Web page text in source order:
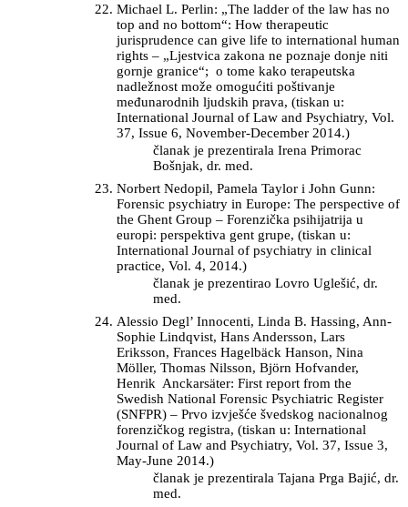
Michael L. Perlin: „The ladder of the law has no
top and no bottom“: How therapeutic
jurisprudence can give life to international human
rights – „Ljestvica zakona ne poznaje donje niti
gornje granice“; o tome kako terapeutska
nadležnost može omogućiti poštivanje
međunarodnih ljudskih prava, (tiskan u:
International Journal of Law and Psychiatry, Vol.
37, Issue 6, November-December 2014.)
članak je prezentirala Irena Primorac
Bošnjak, dr. med.
Norbert Nedopil, Pamela Taylor i John Gunn:
Forensic psychiatry in Europe: The perspective of
the Ghent Group – Forenzička psihijatrija u
europi: perspektiva gent grupe, (tiskan u:
International Journal of psychiatry in clinical
practice, Vol. 4, 2014.)
članak je prezentirao Lovro Uglešić, dr.
med.
Alessio Degl’ Innocenti, Linda B. Hassing, Ann-
Sophie Lindqvist, Hans Andersson, Lars
Eriksson, Frances Hagelbäck Hanson, Nina
Möller, Thomas Nilsson, Björn Hofvander,
Henrik Anckarsäter: First report from the
Swedish National Forensic Psychiatric Register
(SNFPR) – Prvo izvješće švedskog nacionalnog
forenzičkog registra, (tiskan u: International
Journal of Law and Psychiatry, Vol. 37, Issue 3,
May-June 2014.)
članak je prezentirala Tajana Prga Bajić, dr.
med.